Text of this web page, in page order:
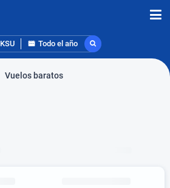
KSU Todo el año
Vuelos baratos